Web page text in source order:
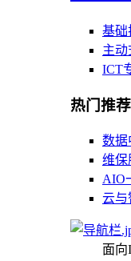
基础
主动
ICT
热门推荐
数据
维保
AIO
云与
面